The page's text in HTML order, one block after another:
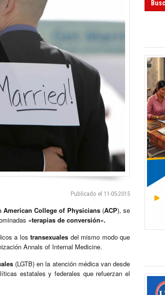
Publicado el 11-05-2015
American College of Physicians(ACP), se
«terapias de conversión».
a los transexuales del mismo modo que
Annals of Internal Medicine.
(LGTB) en la atención médica van desde
estatales y federales que refuerzan el